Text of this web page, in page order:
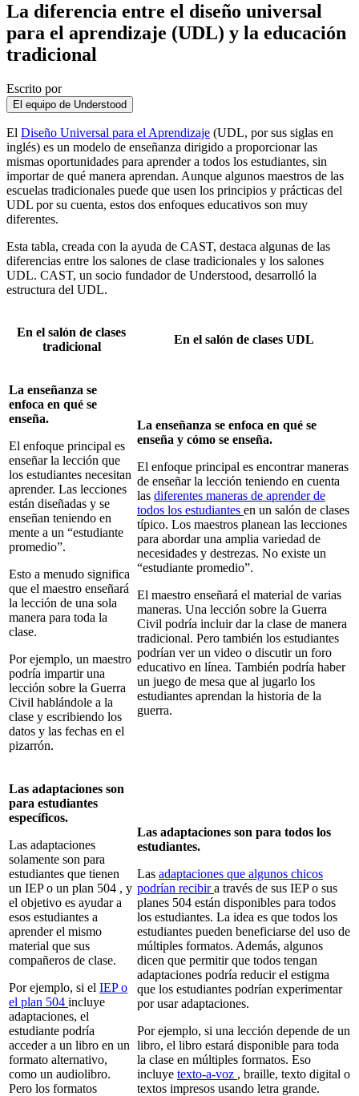
La diferencia entre el diseño universal
para el aprendizaje (UDL) y la educación
tradicional
Escrito por
El equipo de Understood
El Diseño Universal para el Aprendizaje (UDL, por sus siglas en
inglés) es un modelo de enseñanza dirigido a proporcionar las
mismas oportunidades para aprender a todos los estudiantes, sin
importar de qué manera aprendan. Aunque algunos maestros de las
escuelas tradicionales puede que usen los principios y prácticas del
UDL por su cuenta, estos dos enfoques educativos son muy
diferentes.
Esta tabla, creada con la ayuda de CAST, destaca algunas de las
diferencias entre los salones de clase tradicionales y los salones
UDL. CAST, un socio fundador de Understood, desarrolló la
estructura del UDL.
En el salón de clases
tradicional
En el salón de clases UDL
La enseñanza se
enfoca en qué se
enseña.
El enfoque principal es
enseñar la lección que
los estudiantes necesitan
aprender. Las lecciones
están diseñadas y se
enseñan teniendo en
mente a un “estudiante
promedio”.
Esto a menudo significa
que el maestro enseñará
la lección de una sola
manera para toda la
clase.
Por ejemplo, un maestro
podría impartir una
lección sobre la Guerra
Civil hablándole a la
clase y escribiendo los
datos y las fechas en el
pizarrón.
La enseñanza se enfoca en qué se
enseña y cómo se enseña.
El enfoque principal es encontrar maneras
de enseñar la lección teniendo en cuenta
las diferentes maneras de aprender de
todos los estudiantes en un salón de clases
típico. Los maestros planean las lecciones
para abordar una amplia variedad de
necesidades y destrezas. No existe un
“estudiante promedio”.
El maestro enseñará el material de varias
maneras. Una lección sobre la Guerra
Civil podría incluir dar la clase de manera
tradicional. Pero también los estudiantes
podrían ver un video o discutir un foro
educativo en línea. También podría haber
un juego de mesa que al jugarlo los
estudiantes aprendan la historia de la
guerra.
Las adaptaciones son
para estudiantes
específicos.
Las adaptaciones
solamente son para
estudiantes que tienen
un IEP o un plan 504 , y
el objetivo es ayudar a
esos estudiantes a
aprender el mismo
material que sus
compañeros de clase.
Por ejemplo, si el IEP o
el plan 504 incluye
adaptaciones, el
estudiante podría
acceder a un libro en un
formato alternativo,
como un audiolibro.
Pero los formatos
Las adaptaciones son para todos los
estudiantes.
Las adaptaciones que algunos chicos
podrían recibira través de sus IEP o sus
planes 504 están disponibles para todos
los estudiantes. La idea es que todos los
estudiantes pueden beneficiarse del uso de
múltiples formatos. Además, algunos
dicen que permitir que todos tengan
adaptaciones podría reducir el estigma
que los estudiantes podrían experimentar
por usar adaptaciones.
Por ejemplo, si una lección depende de un
libro, el libro estará disponible para toda
la clase en múltiples formatos. Eso
incluye texto-a-voz , braille, texto digital o
textos impresos usando letra grande.